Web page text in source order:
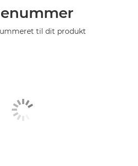
til dit produkt